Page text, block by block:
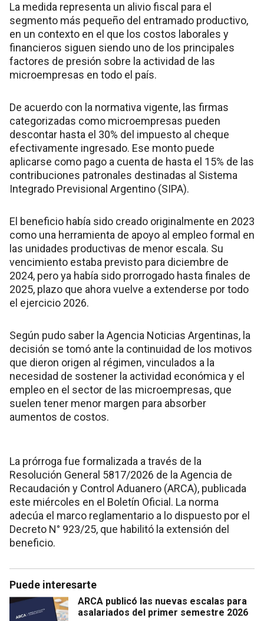
La medida representa un alivio fiscal para el
segmento más pequeño del entramado productivo,
en un contexto en el que los costos laborales y
financieros siguen siendo uno de los principales
factores de presión sobre la actividad de las
microempresas en todo el país.
De acuerdo con la normativa vigente, las firmas
categorizadas como microempresas pueden
descontar hasta el 30% del impuesto al cheque
efectivamente ingresado. Ese monto puede
aplicarse como pago a cuenta de hasta el 15% de las
contribuciones patronales destinadas al Sistema
Integrado Previsional Argentino (SIPA).
El beneficio había sido creado originalmente en 2023
como una herramienta de apoyo al empleo formal en
las unidades productivas de menor escala. Su
vencimiento estaba previsto para diciembre de
2024, pero ya había sido prorrogado hasta finales de
2025, plazo que ahora vuelve a extenderse por todo
el ejercicio 2026.
Según pudo saber la Agencia Noticias Argentinas, la
decisión se tomó ante la continuidad de los motivos
que dieron origen al régimen, vinculados a la
necesidad de sostener la actividad económica y el
empleo en el sector de las microempresas, que
suelen tener menor margen para absorber
aumentos de costos.
La prórroga fue formalizada a través de la
Resolución General 5817/2026 de la Agencia de
Recaudación y Control Aduanero (ARCA), publicada
este miércoles en el Boletín Oficial. La norma
adecúa el marco reglamentario a lo dispuesto por el
Decreto N° 923/25, que habilitó la extensión del
beneficio.
Puede interesarte
ARCA publicó las nuevas escalas para
asalariados del primer semestre 2026